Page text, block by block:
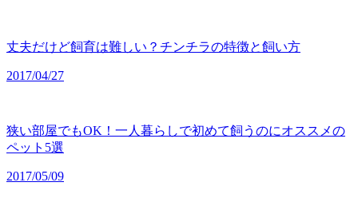
丈夫だけど飼育は難しい？チンチラの特徴と飼い方
2017/04/27
狭い部屋でもOK！一人暮らしで初めて飼うのにオススメの
ペット5選
2017/05/09